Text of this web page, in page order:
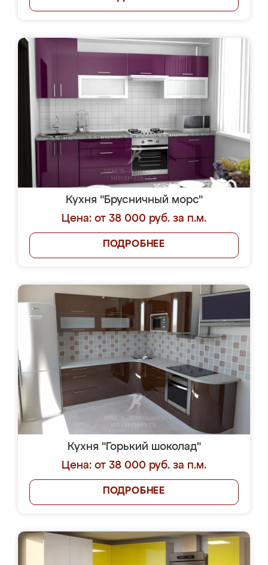
Кухня "Брусничный морс"
Цена: от 38 000 руб. за п.м.
ПОДРОБНЕЕ
Кухня "Горький шоколад"
Цена: от 38 000 руб. за п.м.
ПОДРОБНЕЕ